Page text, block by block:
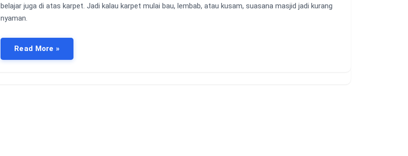
belajar juga di atas karpet. Jadi kalau karpet mulai bau, lembab, atau kusam, suasana masjid jadi kurang
nyaman.
Read More »